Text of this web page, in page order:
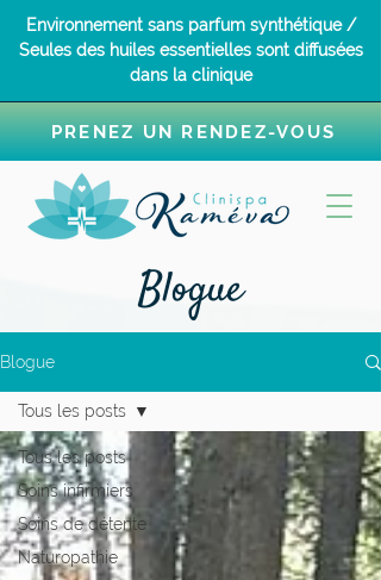
PRENEZ UN RENDEZ-VOUS
Environnement sans parfum synthétique /
Seules des huiles essentielles sont diffusées
dans la clinique
Blogue
Blogue
Tous les posts
Soins infirmiers
Soins de détente
Naturopathie
Tous les posts